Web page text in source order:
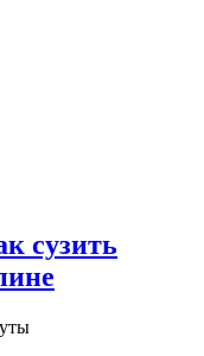
сузить